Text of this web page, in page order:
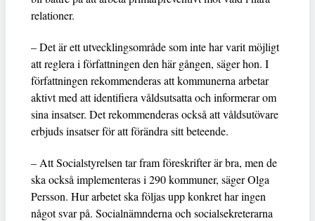
relationer.
– Det är ett utvecklingsområde som inte har varit möjligt
att reglera i författningen den här gången, säger hon. I
författningen rekommenderas att kommunerna arbetar
aktivt med att identifiera våldsutsatta och informerar om
sina insatser. Det rekommenderas också att våldsutövare
erbjuds insatser för att förändra sitt beteende.
– Att Socialstyrelsen tar fram föreskrifter är bra, men de
ska också implementeras i 290 kommuner, säger Olga
Persson. Hur arbetet ska följas upp konkret har ingen
något svar på. Socialnämnderna och socialsekreterarna